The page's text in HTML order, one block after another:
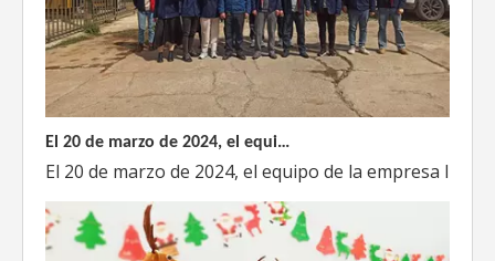
El 20 de marzo de 2024, el equipo de la empresa